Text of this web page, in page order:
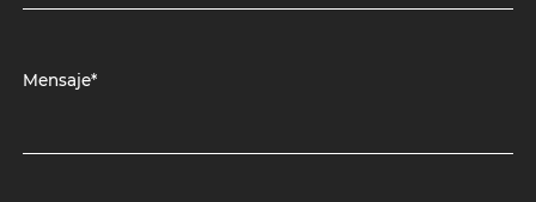
Mensaje*